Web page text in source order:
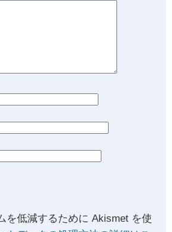
を低減するために Akismet を使